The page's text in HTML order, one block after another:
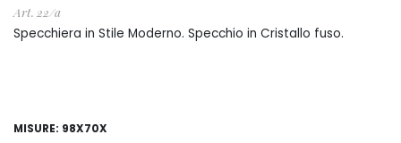
Art. 22/a
Specchiera in Stile Moderno. Specchio in Cristallo fuso.
MISURE: 98X70X